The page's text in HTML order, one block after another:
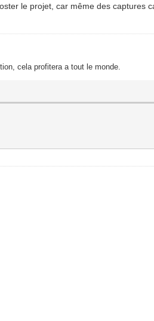
le projet, car même des captures
cela profitera a tout le monde.